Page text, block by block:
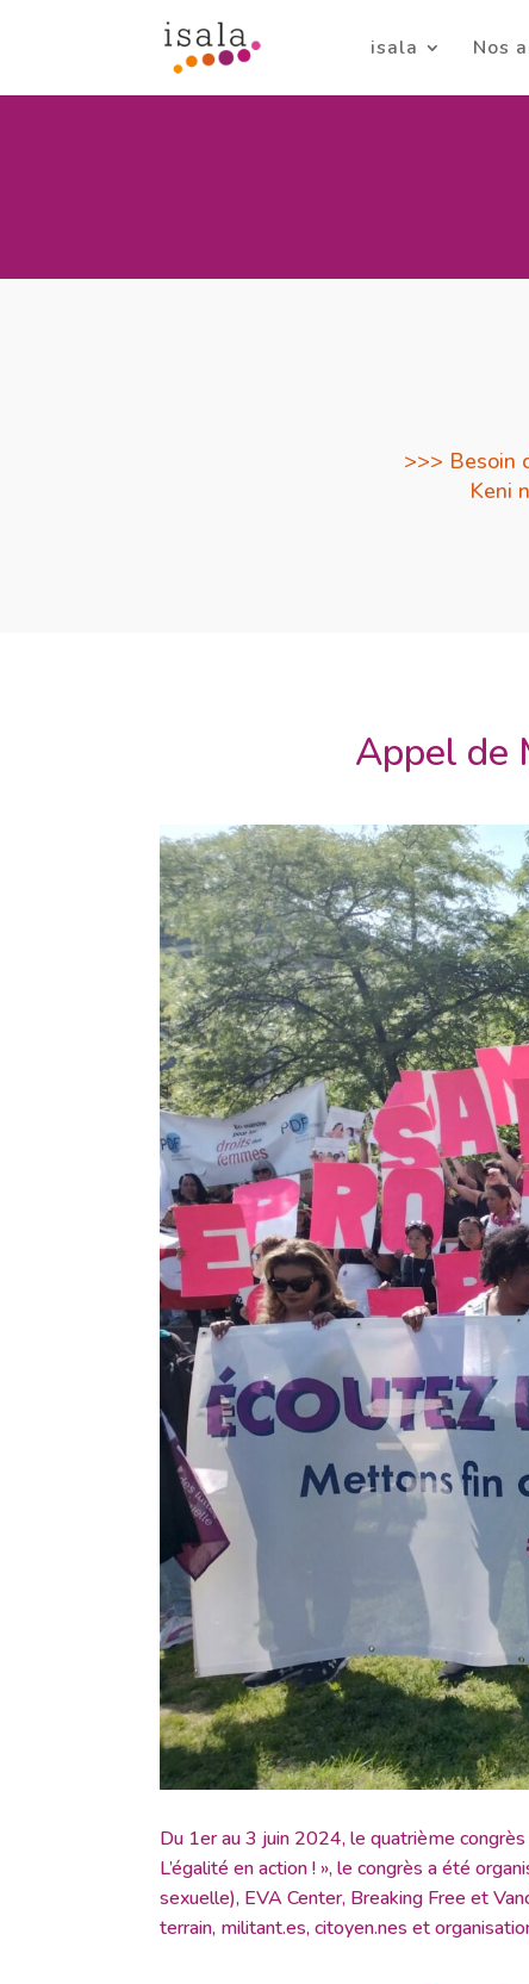
isala Nos
>>> Besoin
Keni
Appel de
Du 1er au 3 juin 2024, le quatrième
L’égalité en action ! », le congrès a été
sexuelle), EVA Center, Breaking Free et
terrain, militant.es, citoyen.nes et